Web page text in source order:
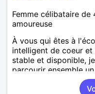
Femme célibataire
amoureuse
À vous qui êtes à
intelligent de coeur
stable et disponible,
parcourir ensemble
que la route soit